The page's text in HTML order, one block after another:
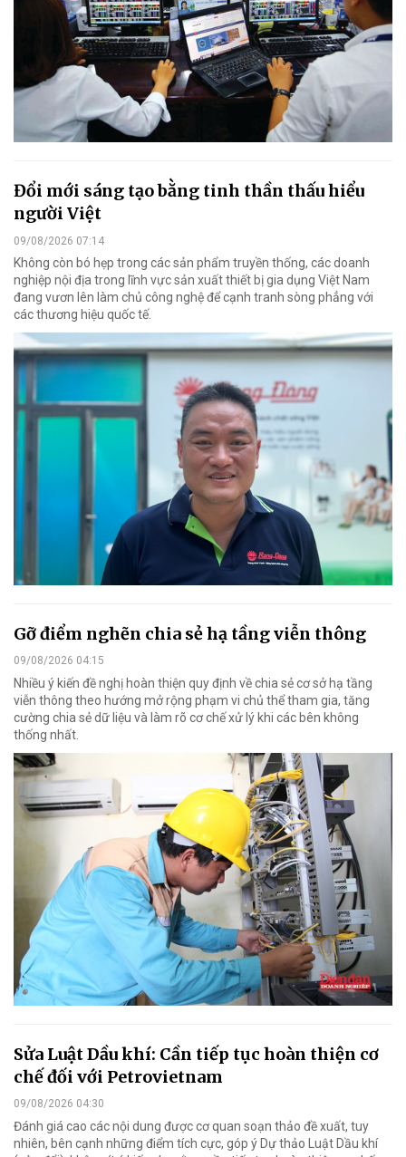
Đổi mới sáng tạo bằng tinh thần thấu hiểu
người Việt
09/08/2026 07:14
Không còn bó hẹp trong các sản phẩm truyền thống, các doanh
nghiệp nội địa trong lĩnh vực sản xuất thiết bị gia dụng Việt Nam
đang vươn lên làm chủ công nghệ để cạnh tranh sòng phẳng với
các thương hiệu quốc tế.
Gỡ điểm nghẽn chia sẻ hạ tầng viễn thông
09/08/2026 04:15
Nhiều ý kiến đề nghị hoàn thiện quy định về chia sẻ cơ sở hạ tầng
viễn thông theo hướng mở rộng phạm vi chủ thể tham gia, tăng
cường chia sẻ dữ liệu và làm rõ cơ chế xử lý khi các bên không
thống nhất.
Sửa Luật Dầu khí: Cần tiếp tục hoàn thiện cơ
chế đối với Petrovietnam
09/08/2026 04:30
Đánh giá cao các nội dung được cơ quan soạn thảo đề xuất, tuy
nhiên, bên cạnh những điểm tích cực, góp ý Dự thảo Luật Dầu khí